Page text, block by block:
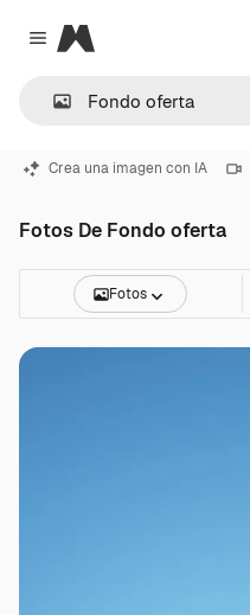
Close menu
Magnific
Crea una imagen con IA
Fotos De Fondo oferta
Fotos